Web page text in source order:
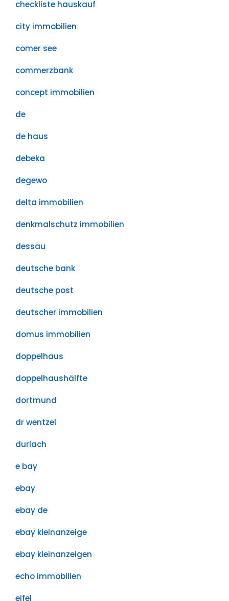
checkliste hauskauf
city immobilien
comer see
commerzbank
concept immobilien
de
de haus
debeka
degewo
delta immobilien
denkmalschutz immobilien
dessau
deutsche bank
deutsche post
deutscher immobilien
domus immobilien
doppelhaus
doppelhaushälfte
dortmund
dr wentzel
durlach
e bay
ebay
ebay de
ebay kleinanzeige
ebay kleinanzeigen
echo immobilien
eifel